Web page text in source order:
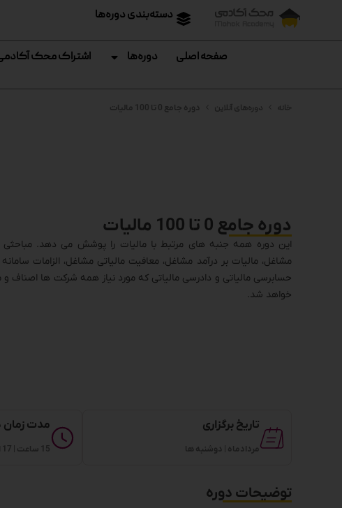
دسته‌بندی دوره‌ها
صفحه اصلی دوره‌ها اشتراک محک
خانه دوره‌های آنلاین دوره جامع 0 تا 100 مالیات
دوره جامع 0 تا 100 مالیات
این دوره همه جنبه های مرتبط با مالیات را پوشش می دهد. مباحثی
مشاغل، مالیات بر درآمد مشاغل، معافیت مالیاتی مشاغل، الزامات سامانه
حسابرسی مالیاتی و دادرسی مالیاتی که مورد نیاز همه شرکت ها اصناف
خواهد شد.
تاریخ برگزاری
مردادماه | دوشنبه ها
مدت زمان
15 ساعت | 17 الی 20
توضیحات دوره